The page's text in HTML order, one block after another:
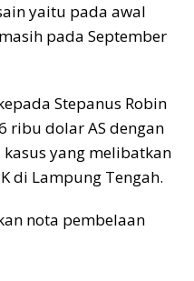
yaitu pada awal
pada September
Stepanus Robin
ribu dolar AS dengan
yang melibatkan
di Lampung Tengah.
nota pembelaan